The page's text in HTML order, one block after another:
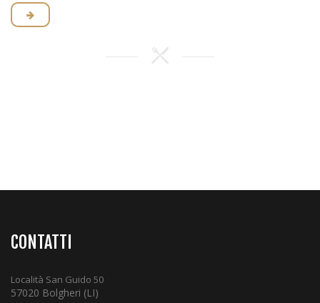
CONTATTI
Località San Guido 50
57020 Bolgheri (LI)